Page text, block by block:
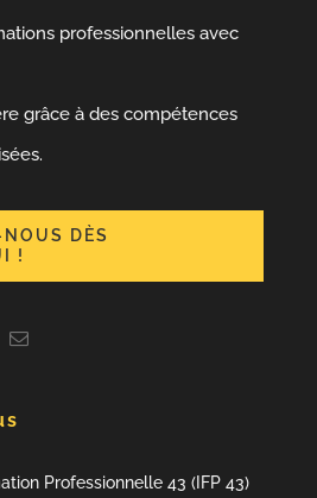
professionnelles avec
grâce à des compétences
DÈS
!
Professionnelle 43 (IFP 43)